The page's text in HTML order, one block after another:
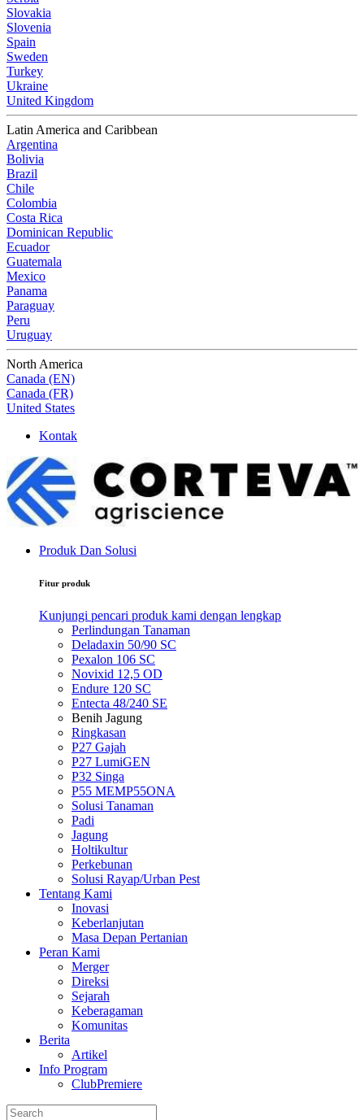
Slovakia
Slovenia
Spain
Sweden
Turkey
Ukraine
United Kingdom
Latin America and Caribbean
Argentina
Bolivia
Brazil
Chile
Colombia
Costa Rica
Dominican Republic
Ecuador
Guatemala
Mexico
Panama
Paraguay
Peru
Uruguay
North America
Canada (EN)
Canada (FR)
United States
Kontak
Produk Dan Solusi
Fitur produk
Kunjungi pencari produk kami dengan lengkap
Perlindungan Tanaman
Deladaxin 50/90 SC
Pexalon 106 SC
Novixid 12,5 OD
Endure 120 SC
Entecta 48/240 SE
Benih Jagung
Ringkasan
P27 Gajah
P27 LumiGEN
P32 Singa
P55 MEMP55ONA
Solusi Tanaman
Padi
Jagung
Holtikultur
Perkebunan
Solusi Rayap/Urban Pest
Tentang Kami
Inovasi
Keberlanjutan
Masa Depan Pertanian
Peran Kami
Merger
Direksi
Sejarah
Keberagaman
Komunitas
Berita
Artikel
Info Program
ClubPremiere